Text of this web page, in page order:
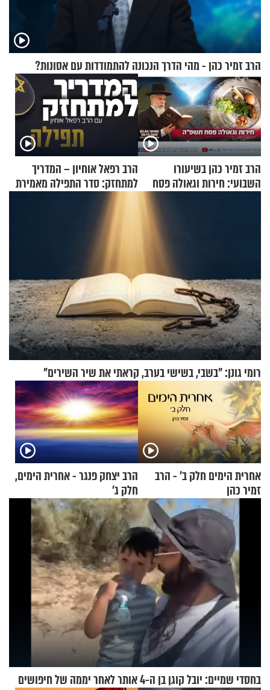
הרב זמיר כהן - מהי הדרך הנכונה להתמודדות עם אסונות?
הרב זמיר כהן בשיעורו
השבועי: חירות וגאולה פסח
הרב רפאל אוחיון – המדריך
למתחזק: סדר התפילה מאמירת
הקורבנות ועד קריאת שמע
רומי גונן: "בשבי, בשישי בערב, קראתי את שיר השירים"
אחרית הימים חלק ב’ - הרב
זמיר כהן
הרב יצחק פנגר - אחרית הימים,
חלק ג’
בחסדי שמיים: יובל קוגן בן ה-4 אותר לאחר יממה של חיפושים